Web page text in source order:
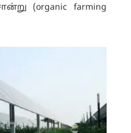
(organic farming